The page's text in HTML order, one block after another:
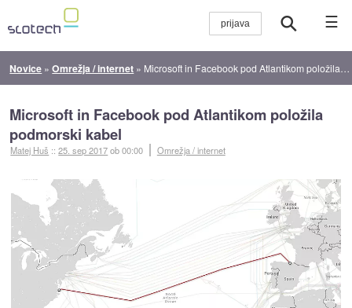
☰
Novice »Omrežja / internet » Microsoft in Facebook pod Atlantikom položila podmorski kabel
Microsoft in Facebook pod Atlantikom položila
podmorski kabel
Matej Huš ::25. sep 2017ob 00:00 Omrežja / internet